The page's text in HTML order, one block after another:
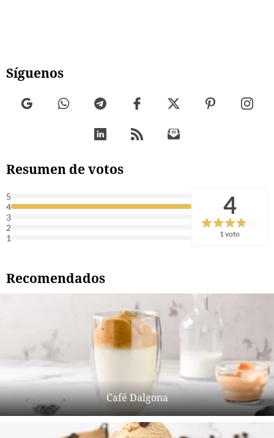
Síguenos
Resumen de votos
5
4
3
2
1
4
1 voto
Recomendados
Café Dalgona